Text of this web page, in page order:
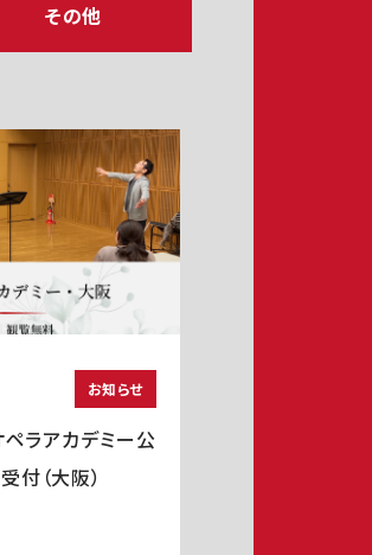
その他
お知らせ
ペラアカデミー公
付（大阪）